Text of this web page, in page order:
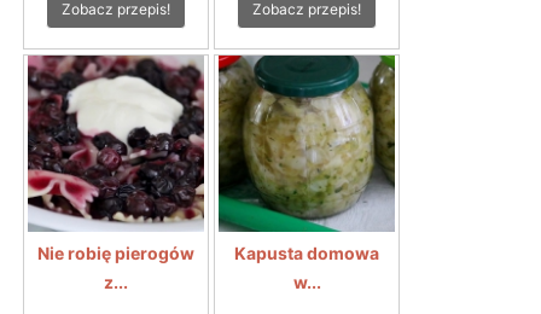
Zobacz przepis! Zobacz przepis!
Nie robię pierogów
z...
Kapusta domowa
w...